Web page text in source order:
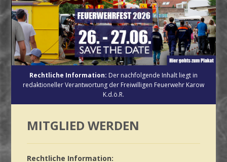
Rechtliche Information: Der nachfolgende Inhalt liegt in
redaktioneller Verantwortung der Freiwilligen Feuerwehr Karow
K.d.ö.R.
MITGLIED WERDEN
Rechtliche Information: